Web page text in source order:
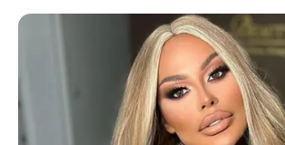
The Most Surprising Things About